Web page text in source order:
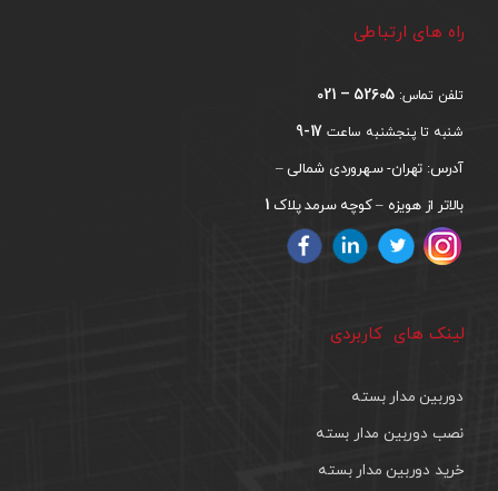
راه های ارتباطی
تلفن تماس: 52605 – 021
شنبه تا پنجشنبه ساعت 17-9
آدرس: تهران- سهروردی شمالی –
بالاتر از هویزه – کوچه سرمد پلاک 1
لینک های کاربردی
دوربین مدار بسته
نصب دوربین مدار بسته
خرید دوربین مدار بسته